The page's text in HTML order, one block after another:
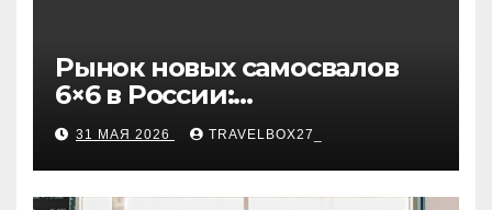
Рынок новых самосвалов
6×6 в России:
характеристики и цены
31 МАЯ 2026 TRAVELBOX27_